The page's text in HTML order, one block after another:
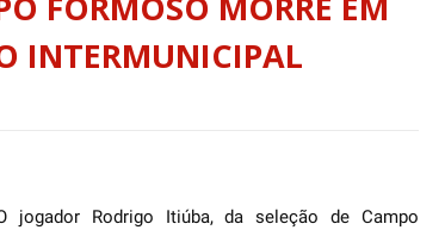
INTERMUNICIPAL
jogador Rodrigo Itiúba, da seleção de Campo